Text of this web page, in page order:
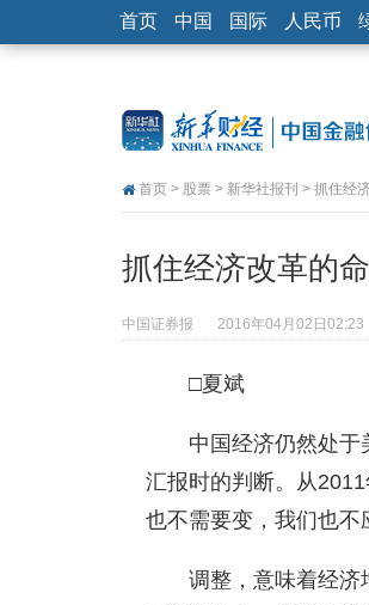
首页 中国 国际 人民币
首页 > 股票 > 新华社报刊 > 抓住经
抓住经济改革的
中国证券报 2016年04月02日02:23
□夏斌
中国经济仍然处
汇报时的判断。从
也不需要变，我们也不
调整，意味着经济